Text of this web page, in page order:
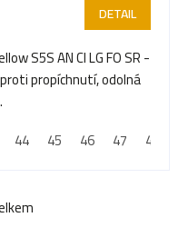
DETAIL
S5S AN CI LG FO SR -
propíchnutí, odolná
44 45 46 47 48